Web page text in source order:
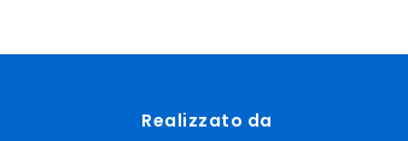
Realizzato da